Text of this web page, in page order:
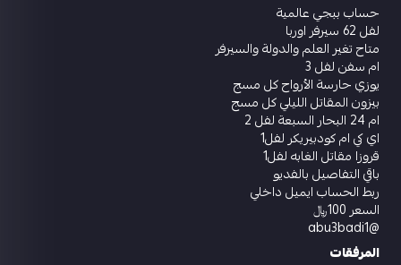
حساب ببجي عالمية
لفل 62 سيرفر اوربا
متاح تغير العلم والدولة والسيرفر
ام سفن لفل 3
يوزي حارسة الأرواح كل مسج
بيزون المقاتل الليلي كل مسج
ام 24 البحار السبعة لفل 2
اي كي ام كودبيريكر لفل1
قروزا مقاتل الغابه لفل1
باقي التفاصيل بالفديو
ربط الحساب ايميل داخلي
السعر 100﷼
@abu3badi1
المرفقات